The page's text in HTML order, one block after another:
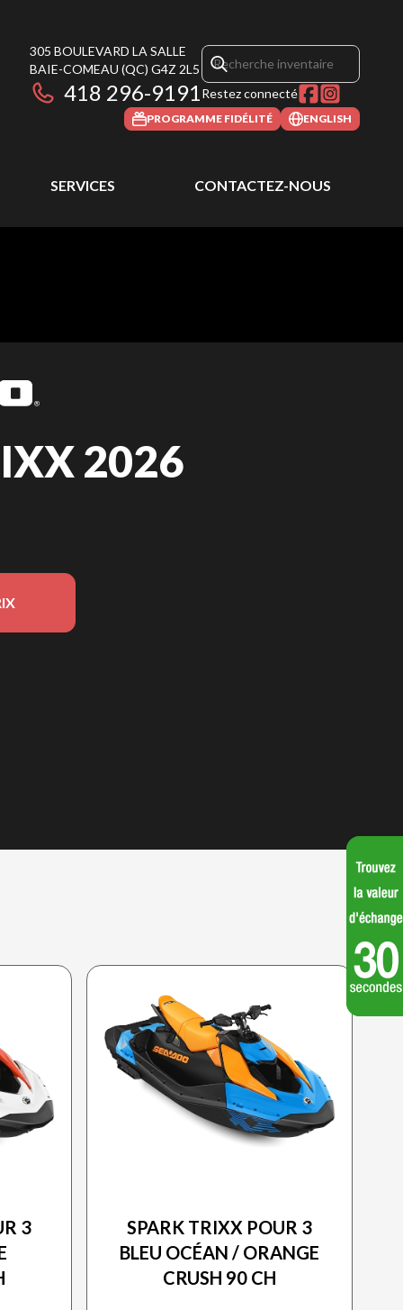
305 BOULEVARD LA SALLE
BAIE-COMEAU (QC) G4Z 2L5
418 296-9191Restez connecté
PROGRAMME FIDÉLITÉ ENGLISH
SERVICES CONTACTEZ-NOUS
2026
3
SPARK TRIXX POUR 3
BLEU OCÉAN / ORANGE
CRUSH 90 CH